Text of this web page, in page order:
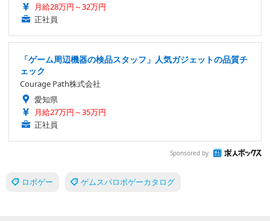
月給28万円～32万円
正社員
「ゲーム周辺機器の検品スタッフ」人気ガジェットの品質チ
ェック
Courage Path株式会社
愛知県
月給27万円～35万円
正社員
Sponsored by
ロボゲー ゲムスパロボゲーカタログ